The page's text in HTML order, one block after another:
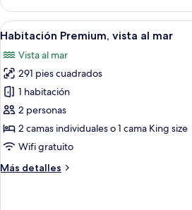
Terraza,
vista
al
Abrir
todas
las
fotos
de
Habitación
Premium,
vista
mar
6
Habitación Premium, vista al mar
Vista al mar
291 pies cuadrados
1 habitación
2 personas
2 camas individuales o 1 cama King size
Wifi gratuito
Más detalles
Más